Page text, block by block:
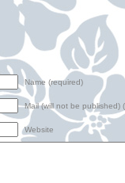
Name (required)
Mail (will not be published)
Website